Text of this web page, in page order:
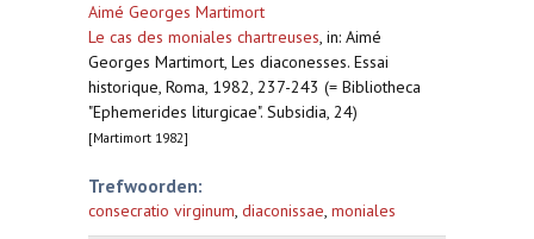
Aimé Georges Martimort
Le cas des moniales chartreuses, in: Aimé
Georges Martimort, Les diaconesses. Essai
historique, Roma, 1982, 237-243 (= Bibliotheca
"Ephemerides liturgicae". Subsidia, 24)
[Martimort 1982]
Trefwoorden:
consecratio virginum, diaconissae, moniales